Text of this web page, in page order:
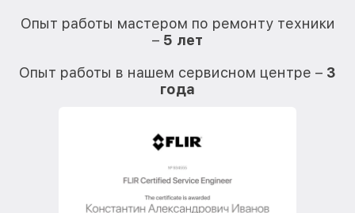
Опыт работы мастером по ремонту техники
– 5 лет
Опыт работы в нашем сервисном центре – 3
года